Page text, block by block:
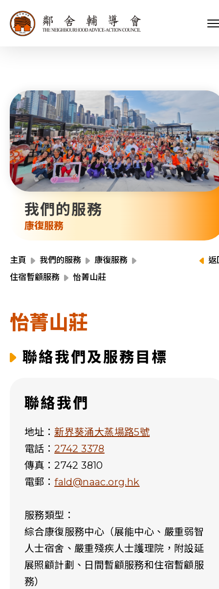
我們的服務
康復服務
主頁 我們的服務
康復服務
住宿暫顧服務
怡菁山莊
返
怡菁山莊
聯絡我們及服務目標
聯絡我們
地址：新界葵涌大蒸場路5號
電話： 2742 3378
傳真：2742 3810
電郵：fald@naac.org.hk
服務類型：
綜合康復服務中心（展能中心、嚴重弱智
人士宿舍、嚴重殘疾人士護理院，附設延
展照顧計劃、日間暫顧服務和住宿暫顧服
務）
會長、副會長
執行委員會及總幹事
招標項目
關於我們
家庭及兒童福利服務
青少年服務
內地服務
教育服務
醫療衞生服務
社會企業
我們的服務
我們的夥伴
捐款方法
支持我們
新聞稿及媒體報導
會訊及刊物
活動報名
加入我們